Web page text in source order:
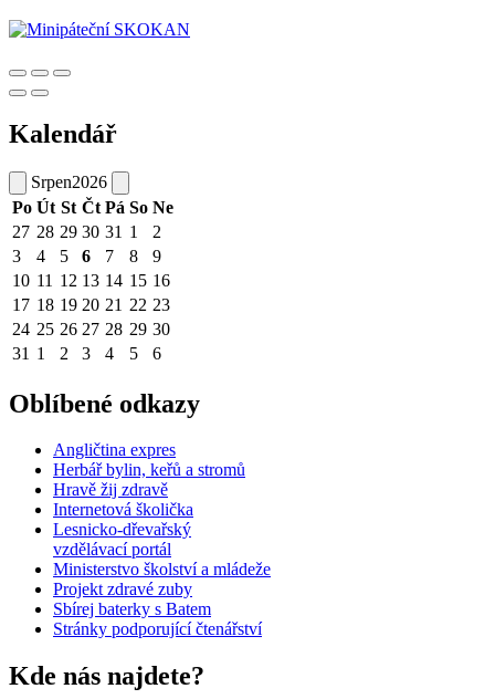
Kalendář
Srpen2026
Po Út St Čt Pá So Ne
27 28 29 30 31 1
2
3
4 5 6 7 8
9
10 11 12 13 14 15 16
17 18 19 20 21 22 23
24 25 26 27 28 29 30
31 1 2 3 4 5 6
Oblíbené odkazy
Angličtina expres
Herbář bylin, keřů a stromů
Hravě žij zdravě
Internetová školička
Lesnicko-dřevařský
vzdělávací portál
Ministerstvo školství a mládeže
Projekt zdravé zuby
Sbírej baterky s Batem
Stránky podporující čtenářství
Kde nás najdete?